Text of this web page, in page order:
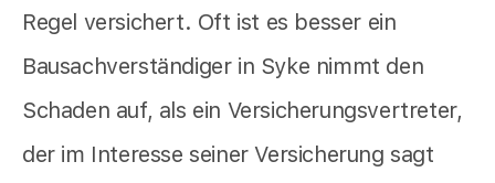
Regel versichert. Oft ist es besser ein
Bausachverständiger in Syke nimmt den
Schaden auf, als ein Versicherungsvertreter,
der im Interesse seiner Versicherung sagt